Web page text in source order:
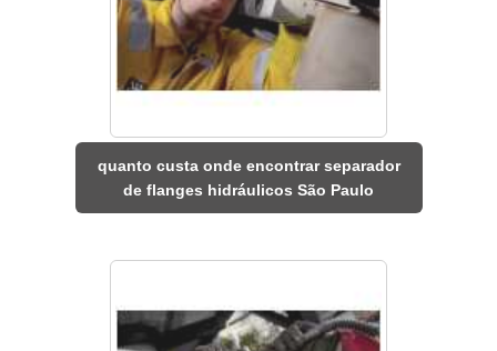
quanto custa onde encontrar separador
de flanges hidráulicos São Paulo